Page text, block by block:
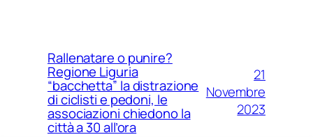
Rallenatare o punire?
Regione Liguria
“bacchetta” la distrazione
di ciclisti e pedoni, le
associazioni chiedono la
città a 30 all’ora
21
Novembre
2023